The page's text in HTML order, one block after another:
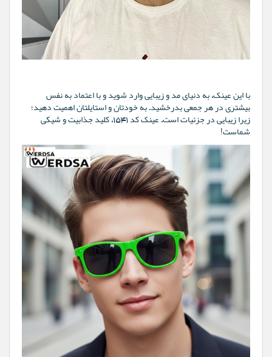
با این عینک، به دنیای مد و زیبایی وارد شوید و با اعتماد به نفس
بیشتری در هر جمعی بدرخشید. به خودتان و استایلتان اهمیت دهید؛
زیرا زیبایی در جزئیات است. عینک کد 1541، کلید جذابیت و شیکی
شماست!